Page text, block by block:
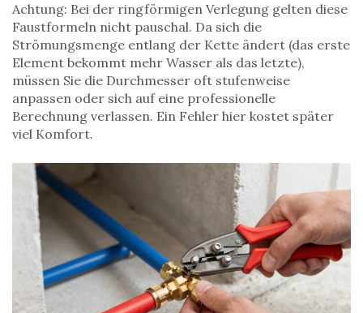
Achtung: Bei der ringförmigen Verlegung gelten diese
Faustformeln nicht pauschal. Da sich die
Strömungsmenge entlang der Kette ändert (das erste
Element bekommt mehr Wasser als das letzte),
müssen Sie die Durchmesser oft stufenweise
anpassen oder sich auf eine professionelle
Berechnung verlassen. Ein Fehler hier kostet später
viel Komfort.